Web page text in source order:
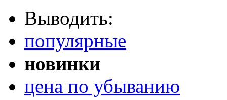
Выводить:
популярные
новинки
цена по убыванию